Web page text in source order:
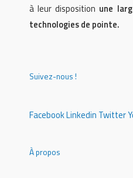
à leur disposition une
technologies de pointe.
Suivez-nous !
FacebookLinkedin Twitter
À propos